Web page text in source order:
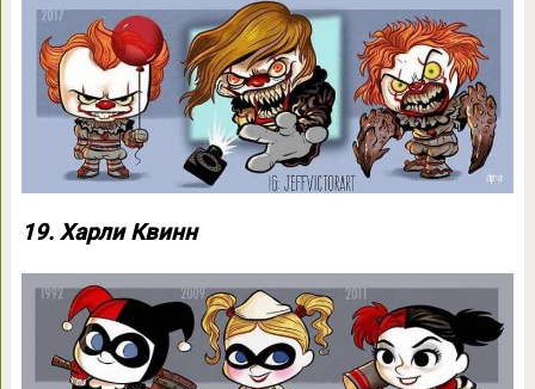
19. Харли Квинн